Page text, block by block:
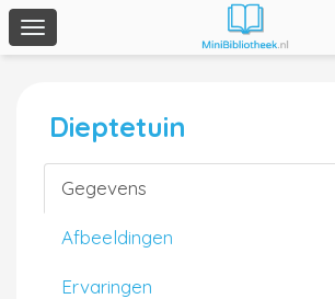
Toggle
navigation
Dieptetuin
Gegevens
Afbeeldingen
Ervaringen